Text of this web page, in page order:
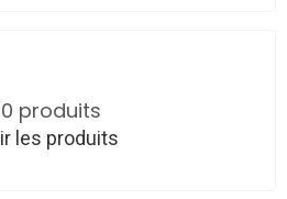
produits
les produits